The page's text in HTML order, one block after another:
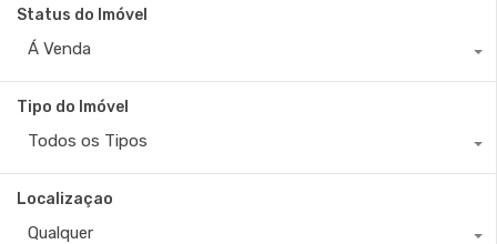
Status do Imóvel
Á Venda
Tipo do Imóvel
Todos os Tipos
Localizaçao
Qualquer